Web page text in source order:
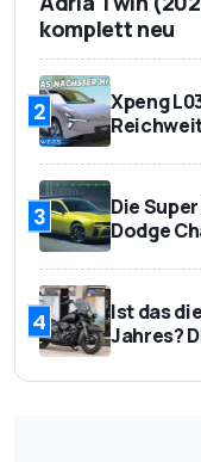
außerorts in Liter/
km
Schadstoffklasse
Weitere
1/moreName
2/moreName
komplett neu
2
Xpeng
3
Die
Dodge
4
Ist das
Jahres?